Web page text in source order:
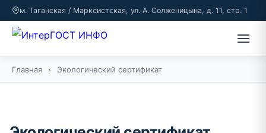
м. Таганская / Марксистская, ул. А. Солженицына, д. 11, стр. 1
Главная › Экологический сертификат